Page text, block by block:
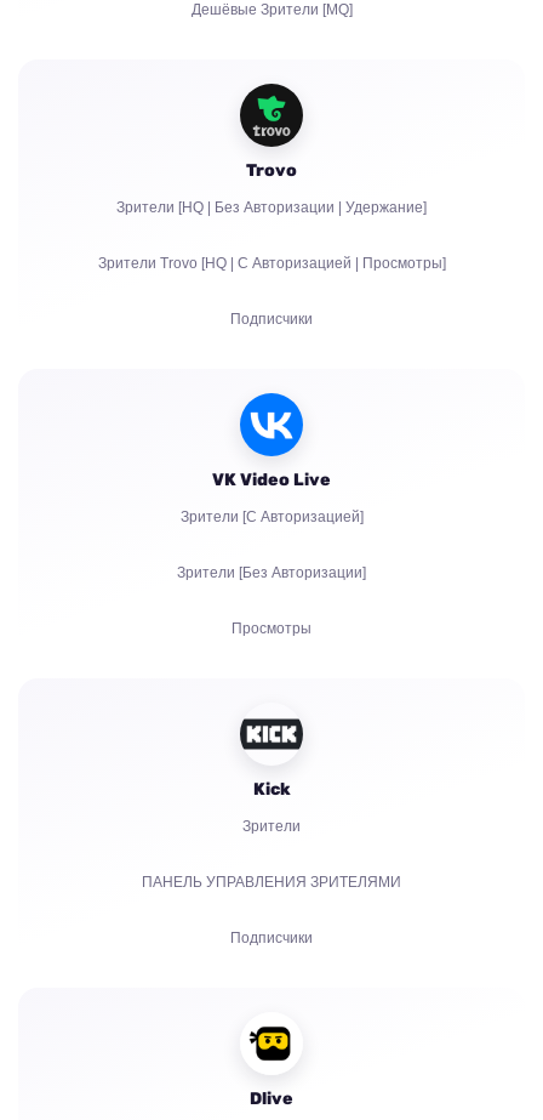
Дешёвые Зрители [MQ]
Фолловеры
Битсы | Платные подписки | Праймы
Авторизация аккаунтов в чат
Trovo
Зрители [HQ | Без Авторизации | Удержание]
Зрители Trovo [HQ | С Авторизацией | Просмотры]
Подписчики
VK Video Live
Зрители [С Авторизацией]
Зрители [Без Авторизации]
Просмотры
Лайки
Чат боты
Kick
Зрители
ПАНЕЛЬ УПРАВЛЕНИЯ ЗРИТЕЛЯМИ
Подписчики
Просмотры
Чат боты
Dlive